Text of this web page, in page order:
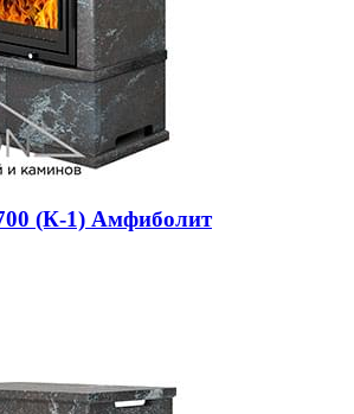
(К-1) Амфиболит